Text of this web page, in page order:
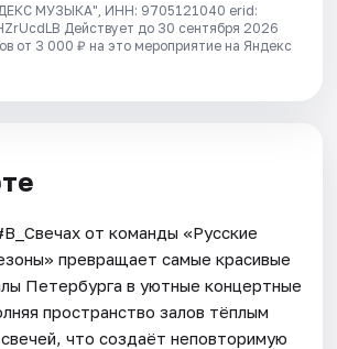
МУЗЫКА", ИНН: 9705121040 erid:
Действует до 30 сентября 2026
от 3 000 ₽ на это мероприятие на Яндекс
от команды «Русские
превращает самые красивые
Петербурга в уютные концертные
пространство залов тёплым
что создаёт неповторимую